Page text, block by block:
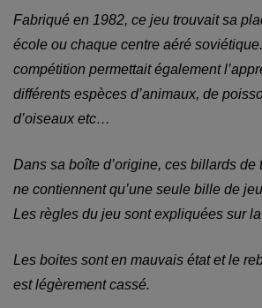
Fabriqué en 1982, ce jeu trouvait sa
école ou chaque centre aéré
compétition permettait également
différents espèces d’animaux, de
d’oiseaux etc…
Dans sa boîte d’origine, ces billards de
ne contiennent qu’une seule bille de
Les règles du jeu sont expliquées sur
Les boites sont en mauvais état et le
est légèrement cassé.